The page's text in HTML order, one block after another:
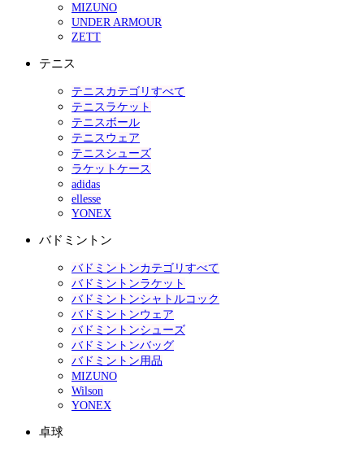
MIZUNO
UNDER ARMOUR
ZETT
テニス
テニスカテゴリすべて
テニスラケット
テニスボール
テニスウェア
テニスシューズ
ラケットケース
adidas
ellesse
YONEX
バドミントン
バドミントンカテゴリすべて
バドミントンラケット
バドミントンシャトルコック
バドミントンウェア
バドミントンシューズ
バドミントンバッグ
バドミントン用品
MIZUNO
Wilson
YONEX
卓球